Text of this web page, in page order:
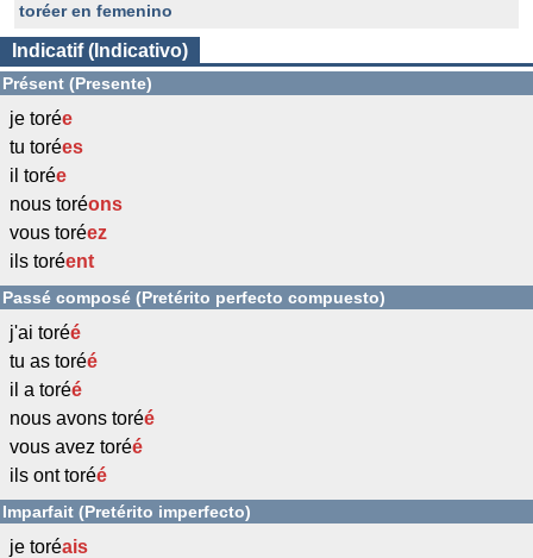
toréer en femenino
Indicatif (Indicativo)
Présent (Presente)
je torée
tu torées
il torée
nous toréons
vous toréez
ils toréent
Passé composé (Pretérito perfecto compuesto)
j'ai toréé
tu as toréé
il a toréé
nous avons toréé
vous avez toréé
ils ont toréé
Imparfait (Pretérito imperfecto)
je toréais